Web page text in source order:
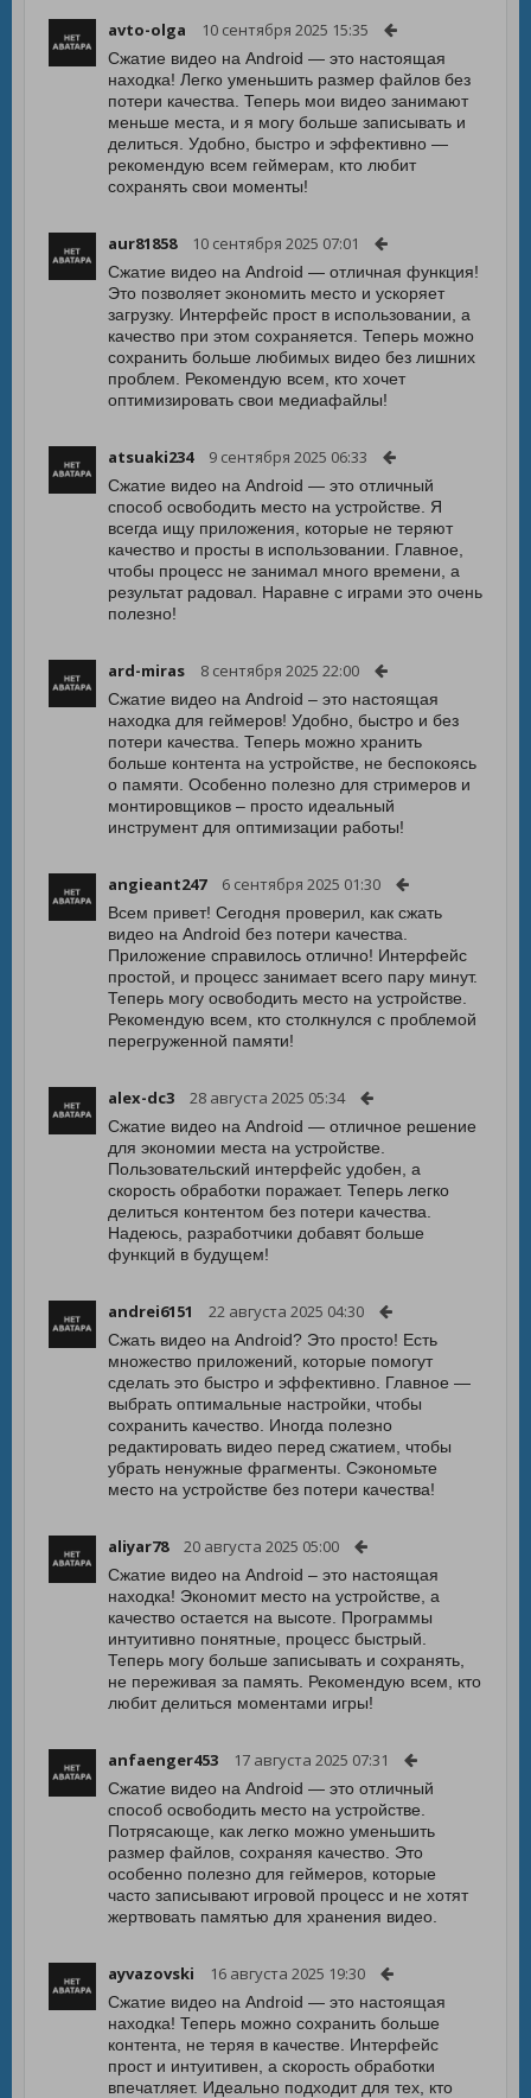
avto-olga 10 сентября 2025 15:35
Сжатие видео на Android — это настоящая
находка! Легко уменьшить размер файлов без
потери качества. Теперь мои видео занимают
меньше места, и я могу больше записывать и
делиться. Удобно, быстро и эффективно —
рекомендую всем геймерам, кто любит
сохранять свои моменты!
aur81858 10 сентября 2025 07:01
Сжатие видео на Android — отличная функция!
Это позволяет экономить место и ускоряет
загрузку. Интерфейс прост в использовании, а
качество при этом сохраняется. Теперь можно
сохранить больше любимых видео без лишних
проблем. Рекомендую всем, кто хочет
оптимизировать свои медиафайлы!
atsuaki234 9 сентября 2025 06:33
Сжатие видео на Android — это отличный
способ освободить место на устройстве. Я
всегда ищу приложения, которые не теряют
качество и просты в использовании. Главное,
чтобы процесс не занимал много времени, а
результат радовал. Наравне с играми это очень
полезно!
ard-miras 8 сентября 2025 22:00
Сжатие видео на Android – это настоящая
находка для геймеров! Удобно, быстро и без
потери качества. Теперь можно хранить
больше контента на устройстве, не беспокоясь
о памяти. Особенно полезно для стримеров и
монтировщиков – просто идеальный
инструмент для оптимизации работы!
angieant247 6 сентября 2025 01:30
Всем привет! Сегодня проверил, как сжать
видео на Android без потери качества.
Приложение справилось отлично! Интерфейс
простой, и процесс занимает всего пару минут.
Теперь могу освободить место на устройстве.
Рекомендую всем, кто столкнулся с проблемой
перегруженной памяти!
alex-dc3 28 августа 2025 05:34
Сжатие видео на Android — отличное решение
для экономии места на устройстве.
Пользовательский интерфейс удобен, а
скорость обработки поражает. Теперь легко
делиться контентом без потери качества.
Надеюсь, разработчики добавят больше
функций в будущем!
andrei6151 22 августа 2025 04:30
Сжать видео на Android? Это просто! Есть
множество приложений, которые помогут
сделать это быстро и эффективно. Главное —
выбрать оптимальные настройки, чтобы
сохранить качество. Иногда полезно
редактировать видео перед сжатием, чтобы
убрать ненужные фрагменты. Сэкономьте
место на устройстве без потери качества!
aliyar78 20 августа 2025 05:00
Сжатие видео на Android – это настоящая
находка! Экономит место на устройстве, а
качество остается на высоте. Программы
интуитивно понятные, процесс быстрый.
Теперь могу больше записывать и сохранять,
не переживая за память. Рекомендую всем, кто
любит делиться моментами игры!
anfaenger453 17 августа 2025 07:31
Сжатие видео на Android — это отличный
способ освободить место на устройстве.
Потрясающе, как легко можно уменьшить
размер файлов, сохраняя качество. Это
особенно полезно для геймеров, которые
часто записывают игровой процесс и не хотят
жертвовать памятью для хранения видео.
ayvazovski 16 августа 2025 19:30
Сжатие видео на Android — это настоящая
находка! Теперь можно сохранить больше
контента, не теряя в качестве. Интерфейс
прост и интуитивен, а скорость обработки
впечатляет. Идеально подходит для тех, кто